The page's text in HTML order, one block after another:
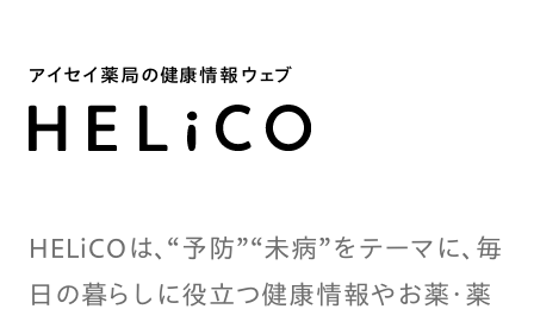
アイセイ薬局の健康情報ウェブ
HELiCOは、“予防”“未病”をテーマに、毎
日の暮らしに役立つ健康情報やお薬・薬